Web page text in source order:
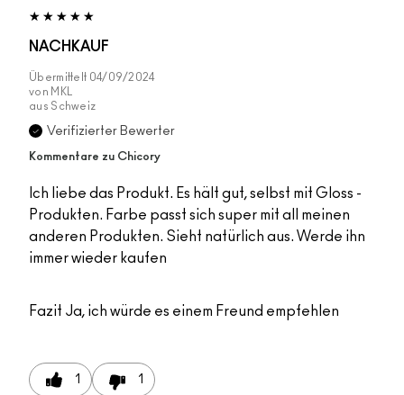
NACHKAUF
Übermittelt 04/09/2024
von MKL
aus Schweiz
Verifizierter Bewerter
Kommentare zu Chicory
Ich liebe das Produkt. Es hält gut, selbst mit Gloss -
Produkten. Farbe passt sich super mit all meinen
anderen Produkten. Sieht natürlich aus. Werde ihn
immer wieder kaufen
Fazit Ja, ich würde es einem Freund empfehlen
1 1